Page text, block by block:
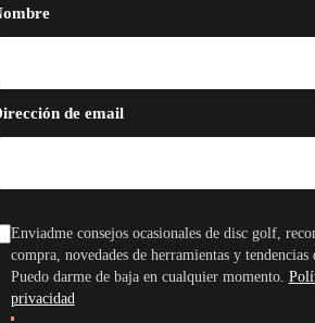
de email
Enviadme consejos ocasionales de disc golf,
compra, novedades de herramientas y tendencias
Puedo darme de baja en cualquier momento.
privacidad